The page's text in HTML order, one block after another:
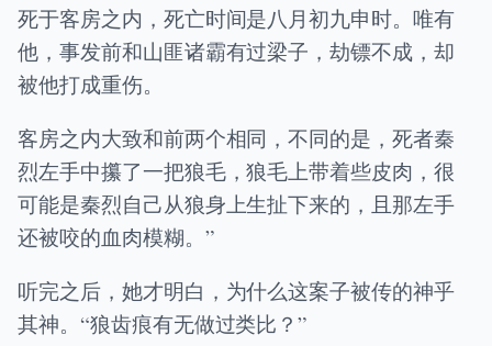
死于客房之内，死亡时间是八月初九申时。唯有
他，事发前和山匪诸霸有过梁子，劫镖不成，却
被他打成重伤。
客房之内大致和前两个相同，不同的是，死者秦
烈左手中攥了一把狼毛，狼毛上带着些皮肉，很
可能是秦烈自己从狼身上生扯下来的，且那左手
还被咬的血肉模糊。”
听完之后，她才明白，为什么这案子被传的神乎
其神。“狼齿痕有无做过类比？”